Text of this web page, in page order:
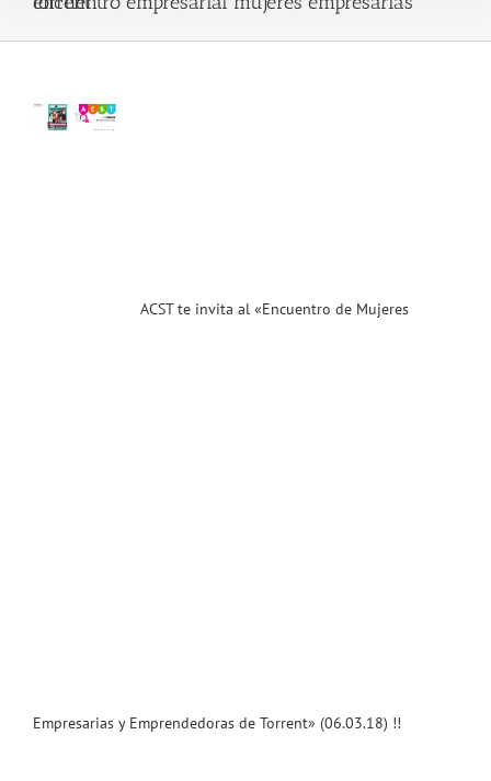
ACST te invita al «Encuentro de Mujeres
Empresarias y Emprendedoras de Torrent» (06.03.18) !!